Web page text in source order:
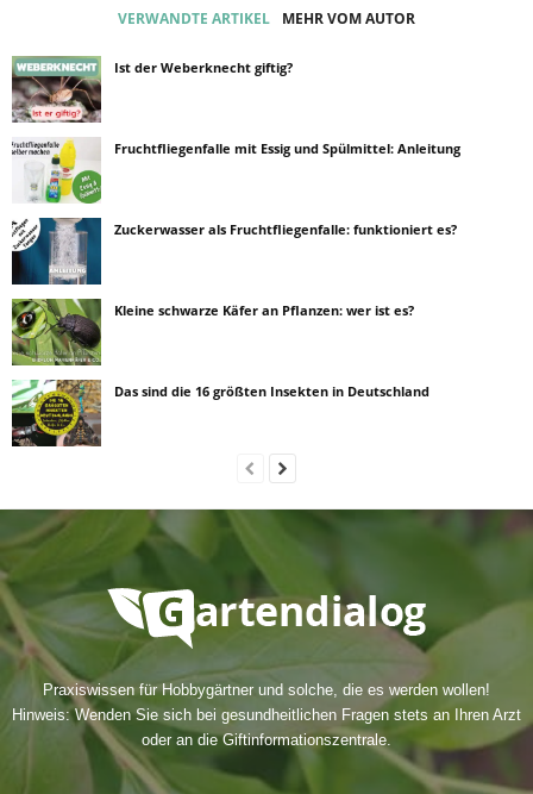
VERWANDTE ARTIKEL MEHR VOM AUTOR
Ist der Weberknecht giftig?
Fruchtfliegenfalle mit Essig und Spülmittel: Anleitung
Zuckerwasser als Fruchtfliegenfalle: funktioniert es?
Kleine schwarze Käfer an Pflanzen: wer ist es?
Das sind die 16 größten Insekten in Deutschland
Praxiswissen für Hobbygärtner und solche, die es werden wollen!
Hinweis: Wenden Sie sich bei gesundheitlichen Fragen stets an Ihren Arzt
oder an die Giftinformationszentrale.